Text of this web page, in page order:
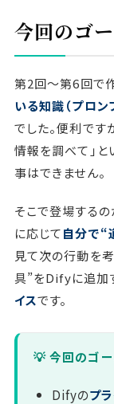
今回のゴ
第2回〜第6回で作
いる知識（プロン
でした。便利です
情報を調べて」と
事はできません。
そこで登場するの
に応じて自分で“
見て次の行動を考
具”をDifyに追加
イスです。
💡 今回のゴ
Difyのプ